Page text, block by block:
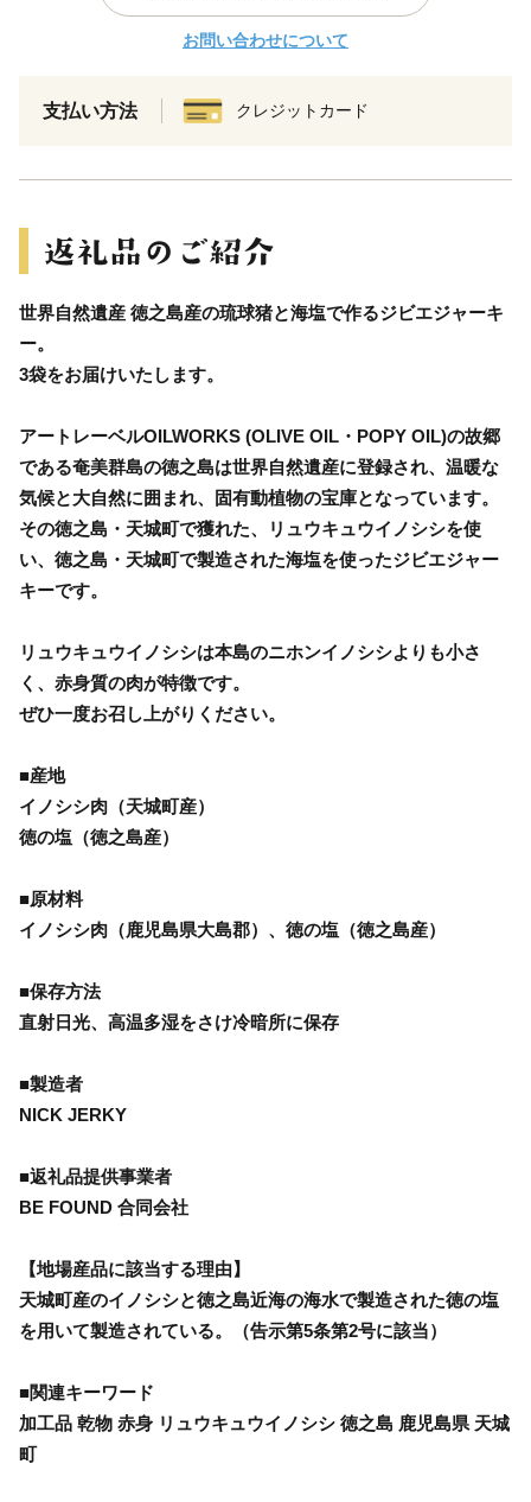
お問い合わせについて
支払い方法 クレジットカード
世界自然遺産 徳之島産の琉球猪と海塩で作るジビエジャーキ
ー。
3袋をお届けいたします。
アートレーベルOILWORKS (OLIVE OIL・POPY OIL)の故郷
である奄美群島の徳之島は世界自然遺産に登録され、温暖な
気候と大自然に囲まれ、固有動植物の宝庫となっています。
その徳之島・天城町で獲れた、リュウキュウイノシシを使
い、徳之島・天城町で製造された海塩を使ったジビエジャー
キーです。
リュウキュウイノシシは本島のニホンイノシシよりも小さ
く、赤身質の肉が特徴です。
ぜひ一度お召し上がりください。
■産地
イノシシ肉（天城町産）
徳の塩（徳之島産）
■原材料
イノシシ肉（鹿児島県大島郡）、徳の塩（徳之島産）
■保存方法
直射日光、高温多湿をさけ冷暗所に保存
■製造者
NICK JERKY
■返礼品提供事業者
BE FOUND 合同会社
【地場産品に該当する理由】
天城町産のイノシシと徳之島近海の海水で製造された徳の塩
を用いて製造されている。（告示第5条第2号に該当）
■関連キーワード
加工品 乾物 赤身 リュウキュウイノシシ 徳之島 鹿児島県 天城
町